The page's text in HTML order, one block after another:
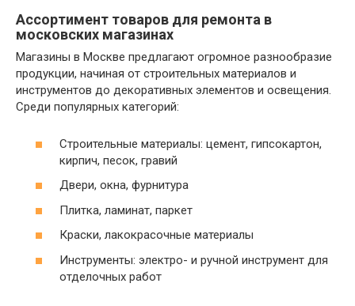
Ассортимент товаров для ремонта в
московских магазинах
Магазины в Москве предлагают огромное разнообразие
продукции, начиная от строительных материалов и
инструментов до декоративных элементов и освещения.
Среди популярных категорий:
Строительные материалы: цемент, гипсокартон,
кирпич, песок, гравий
Двери, окна, фурнитура
Плитка, ламинат, паркет
Краски, лакокрасочные материалы
Инструменты: электро- и ручной инструмент для
отделочных работ